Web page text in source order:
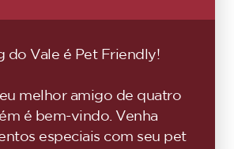
do Vale é Pet Friendly!
melhor amigo de quatro
é bem-vindo. Venha
especiais com seu pet